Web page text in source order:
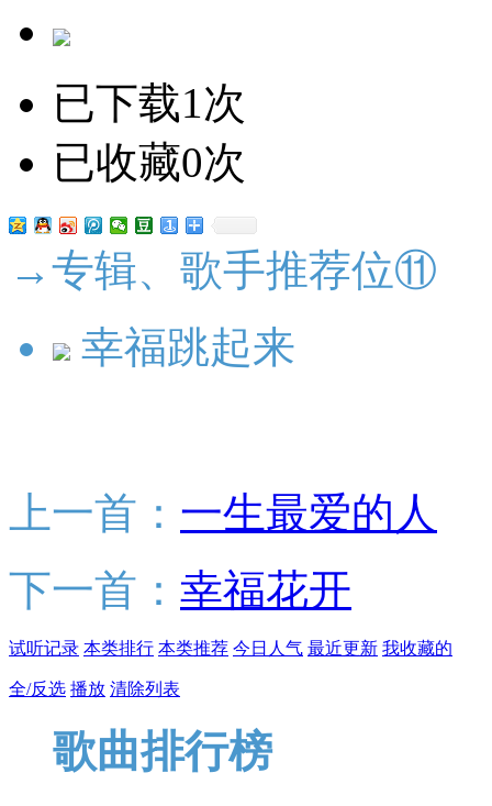
已下载1次
已收藏0次
→专辑、歌手推荐位⑪
幸福跳起来
上一首： 一生最爱的人
下一首： 幸福花开
试听记录 本类排行 本类推荐 今日人气 最近更新 我收藏的
全/反选 播放 清除列表
歌曲排行榜